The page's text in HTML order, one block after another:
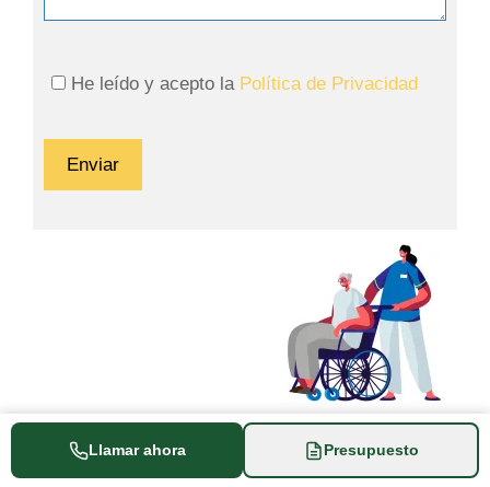
He leído y acepto la Política de Privacidad
Llamar ahora Presupuesto